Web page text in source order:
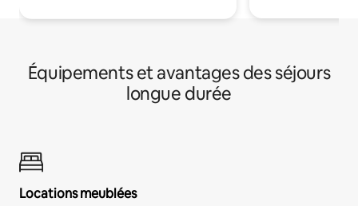
Équipements et avantages des séjours
longue durée
Locations meublées